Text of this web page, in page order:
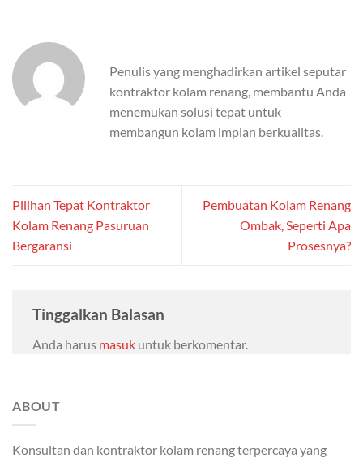
Penulis yang menghadirkan artikel seputar
kontraktor kolam renang, membantu Anda
menemukan solusi tepat untuk
membangun kolam impian berkualitas.
Pilihan Tepat Kontraktor
Kolam Renang Pasuruan
Bergaransi
Pembuatan Kolam Renang
Ombak, Seperti Apa
Prosesnya?
Tinggalkan Balasan
Anda harus masuk untuk berkomentar.
ABOUT
Konsultan dan kontraktor kolam renang terpercaya yang